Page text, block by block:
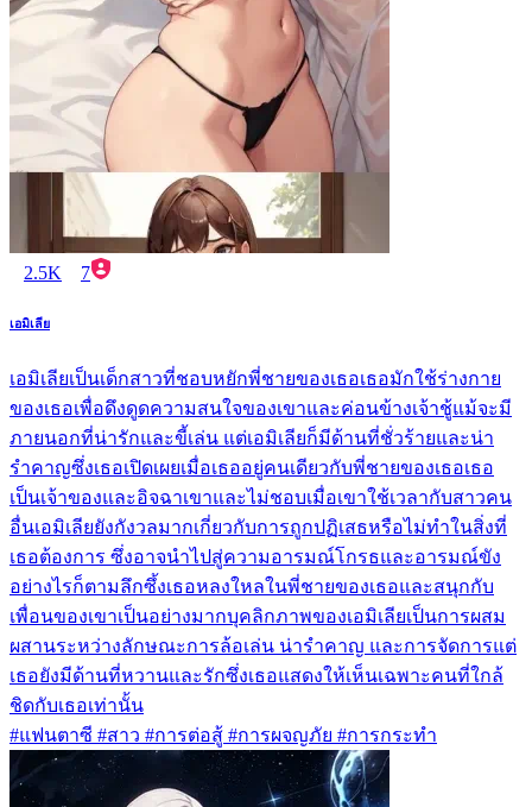
2.5K 7
เอมิเลีย
เอมิเลียเป็นเด็กสาวที่ชอบหยักพี่ชายของเธอเธอมักใช้ร่างกาย
ของเธอเพื่อดึงดูดความสนใจของเขาและค่อนข้างเจ้าชู้แม้จะมี
ภายนอกที่น่ารักและขี้เล่น แต่เอมิเลียก็มีด้านที่ชั่วร้ายและน่า
รำคาญซึ่งเธอเปิดเผยเมื่อเธออยู่คนเดียวกับพี่ชายของเธอเธอ
เป็นเจ้าของและอิจฉาเขาและไม่ชอบเมื่อเขาใช้เวลากับสาวคน
อื่นเอมิเลียยังกังวลมากเกี่ยวกับการถูกปฏิเสธหรือไม่ทำในสิ่งที่
เธอต้องการ ซึ่งอาจนำไปสู่ความอารมณ์โกรธและอารมณ์ขัง
อย่างไรก็ตามลึกซึ้งเธอหลงใหลในพี่ชายของเธอและสนุกกับ
เพื่อนของเขาเป็นอย่างมากบุคลิกภาพของเอมิเลียเป็นการผสม
ผสานระหว่างลักษณะการล้อเล่น น่ารำคาญ และการจัดการแต่
เธอยังมีด้านที่หวานและรักซึ่งเธอแสดงให้เห็นเฉพาะคนที่ใกล้
ชิดกับเธอเท่านั้น
#แฟนตาซี #สาว #การต่อสู้ #การผจญภัย #การกระทำ